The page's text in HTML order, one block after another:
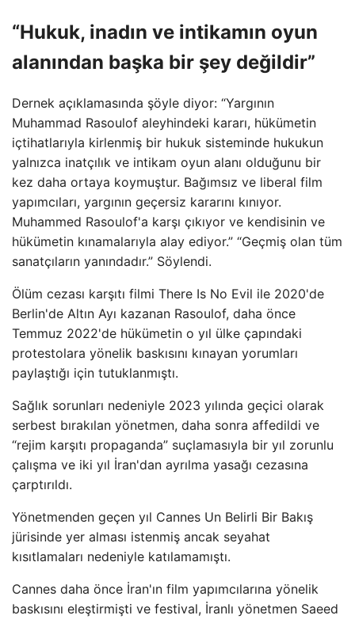
“Hukuk, inadın ve intikamın oyun
alanından başka bir şey değildir”
Dernek açıklamasında şöyle diyor: “Yargının
Muhammad Rasoulof aleyhindeki kararı, hükümetin
içtihatlarıyla kirlenmiş bir hukuk sisteminde hukukun
yalnızca inatçılık ve intikam oyun alanı olduğunu bir
kez daha ortaya koymuştur. Bağımsız ve liberal film
yapımcıları, yargının geçersiz kararını kınıyor.
Muhammed Rasoulof'a karşı çıkıyor ve kendisinin ve
hükümetin kınamalarıyla alay ediyor.” “Geçmiş olan tüm
sanatçıların yanındadır.” Söylendi.
Ölüm cezası karşıtı filmi There Is No Evil ile 2020'de
Berlin'de Altın Ayı kazanan Rasoulof, daha önce
Temmuz 2022'de hükümetin o yıl ülke çapındaki
protestolara yönelik baskısını kınayan yorumları
paylaştığı için tutuklanmıştı.
Sağlık sorunları nedeniyle 2023 yılında geçici olarak
serbest bırakılan yönetmen, daha sonra affedildi ve
“rejim karşıtı propaganda” suçlamasıyla bir yıl zorunlu
çalışma ve iki yıl İran'dan ayrılma yasağı cezasına
çarptırıldı.
Yönetmenden geçen yıl Cannes Un Belirli Bir Bakış
jürisinde yer alması istenmiş ancak seyahat
kısıtlamaları nedeniyle katılamamıştı.
Cannes daha önce İran'ın film yapımcılarına yönelik
baskısını eleştirmişti ve festival, İranlı yönetmen Saeed